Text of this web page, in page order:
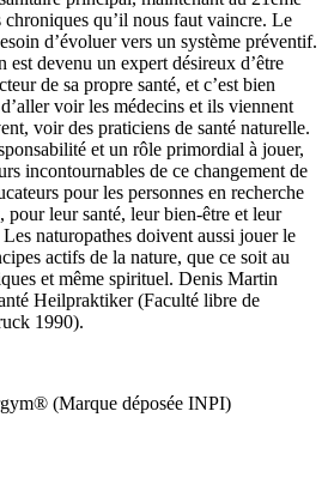
chroniques qu’il nous faut vaincre. Le
d’évoluer vers un système préventif.
est devenu un expert désireux d’être
de sa propre santé, et c’est bien
voir les médecins et ils viennent
voir des praticiens de santé naturelle.
et un rôle primordial à jouer,
incontournables de ce changement de
pour les personnes en recherche
pour leur santé, leur bien-être et leur
naturopathes doivent aussi jouer le
actifs de la nature, que ce soit au
et même spirituel. Denis Martin
Heilpraktiker (Faculté libre de
1990).
(Marque déposée INPI)